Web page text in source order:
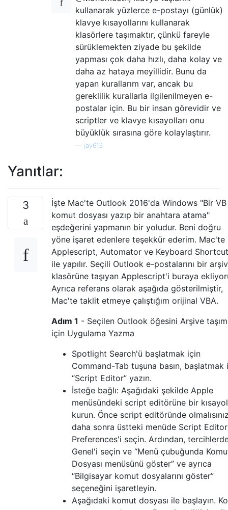
kullanarak yüzlerce e-postayı (günlük)
klavye kısayollarını kullanarak
klasörlere taşımaktır, çünkü fareyle
sürüklemekten ziyade bu şekilde
yapması çok daha hızlı, daha kolay ve
daha az hataya meyillidir. Bunu da
yapan kurallarım var, ancak bu
gereklilik kurallarla ilgilenilmeyen e-
postalar için. Bu bir insan görevidir ve
scriptler ve klavye kısayolları onu
büyüklük sırasına göre kolaylaştırır.
jay613
Yanıtlar:
3
İşte Mac'te Outlook 2016'da Windows "Bir VB
komut dosyası yazıp bir anahtara atama"
eşdeğerini yapmanın bir yoludur. Beni doğru
yöne işaret edenlere teşekkür ederim. Mac'te
Applescript, Automator ve Keyboard
ile yapılır. Seçili Outlook e-postalarını bir arşiv
klasörüne taşıyan Applescript'i buraya
Ayrıca referans olarak aşağıda gösterilmiştir,
Mac'te taklit etmeye çalıştığım orijinal VBA.
Adım 1 - Seçilen Outlook öğesini Arşive
için Uygulama Yazma
Spotlight Search'ü başlatmak için
Command-Tab tuşuna basın, başlatmak
“Script Editor” yazın.
İsteğe bağlı: Aşağıdaki şekilde Apple
menüsündeki script editörüne bir kısayol
kurun. Önce script editöründe
daha sonra üstteki menüde Script
Preferences'i seçin. Ardından,
Genel'i seçin ve “Menü çubuğunda
Dosyası menüsünü göster” ve ayrıca
“Bilgisayar komut dosyalarını göster”
seçeneğini işaretleyin.
Aşağıdaki komut dosyası ile başlayın.